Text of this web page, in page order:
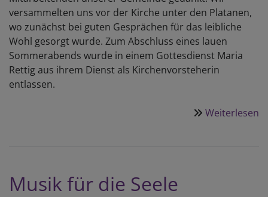
versammelten uns vor der Kirche unter den Platanen,
wo zunächst bei guten Gesprächen für das leibliche
Wohl gesorgt wurde. Zum Abschluss eines lauen
Sommerabends wurde in einem Gottesdienst Maria
Rettig aus ihrem Dienst als Kirchenvorsteherin
entlassen.
Weiterlesen
Musik für die Seele